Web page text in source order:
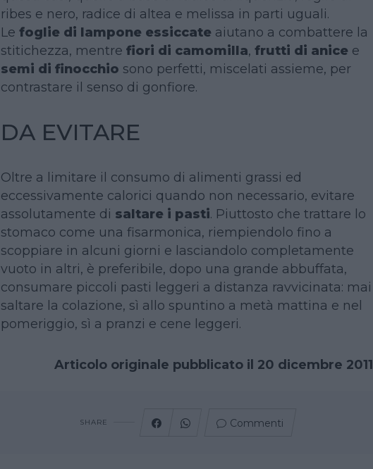
ribes e nero, radice di altea e melissa in parti uguali.
Le foglie di lampone essiccate aiutano a combattere la
stitichezza, mentre fiori di camomilla, frutti di anice e
semi di finocchio sono perfetti, miscelati assieme, per
contrastare il senso di gonfiore.
DA EVITARE
Oltre a limitare il consumo di alimenti grassi ed
eccessivamente calorici quando non necessario, evitare
assolutamente di saltare i pasti. Piuttosto che trattare lo
stomaco come una fisarmonica, riempiendolo fino a
scoppiare in alcuni giorni e lasciandolo completamente
vuoto in altri, è preferibile, dopo una grande abbuffata,
consumare piccoli pasti leggeri a distanza ravvicinata: mai
saltare la colazione, sì allo spuntino a metà mattina e nel
pomeriggio, sì a pranzi e cene leggeri.
Articolo originale pubblicato il 20 dicembre 2011
SHARE Commenti